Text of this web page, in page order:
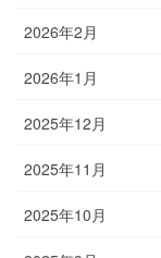
2026年2月
2026年1月
2025年12月
2025年11月
2025年10月